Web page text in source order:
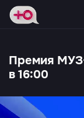
Премия
в 16:00